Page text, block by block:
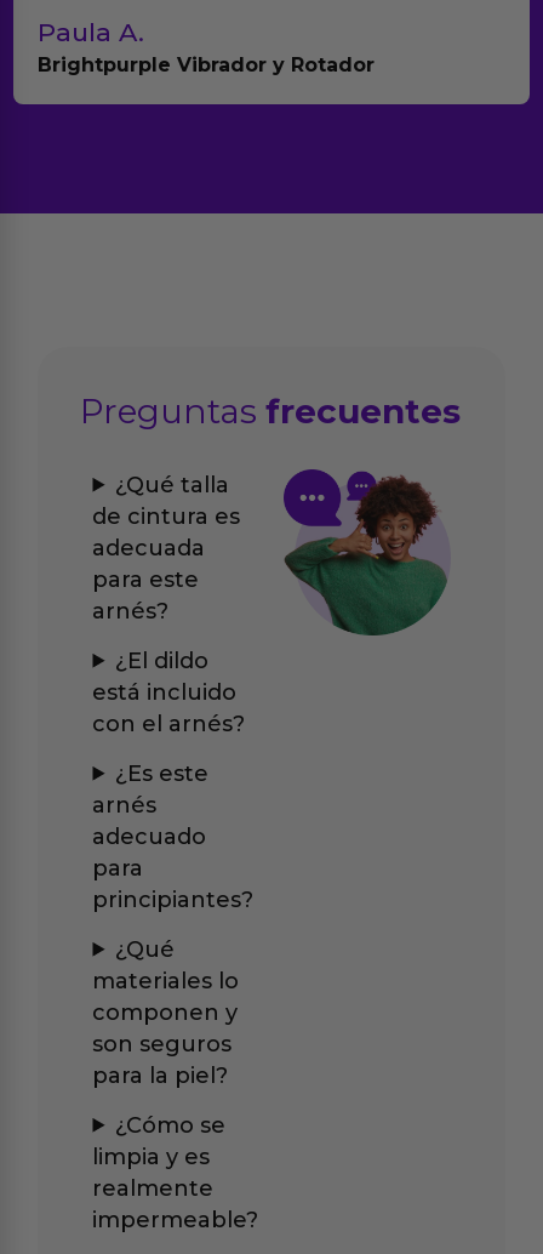
Paula A.
Brightpurple Vibrador y Rotador
Preguntasfrecuentes
¿Qué talla
de cintura es
adecuada
para este
arnés?
¿El dildo
está incluido
con el arnés?
¿Es este
arnés
adecuado
para
principiantes?
¿Qué
materiales lo
componen y
son seguros
para la piel?
¿Cómo se
limpia y es
realmente
impermeable?